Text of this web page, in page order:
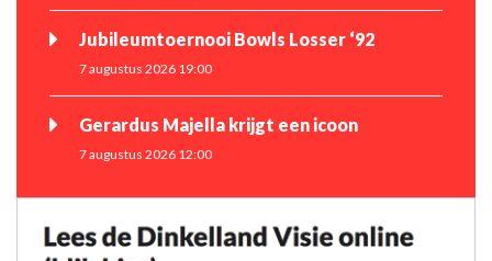
Jubileumtoernooi Bowls Losser ‘92
7 augustus 2026 19:00
Gerardus Majella krijgt een icoon
7 augustus 2026 12:00